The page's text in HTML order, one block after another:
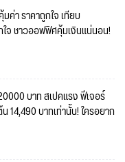
ค่า ราคาถูกใจ เทียบ
ใจ ชาวออฟฟิศคุ้มเงินแน่นอน!
บาท สเปคแรง ฟีเจอร์
14,490 บาทเท่านั้น! ใครอยาก